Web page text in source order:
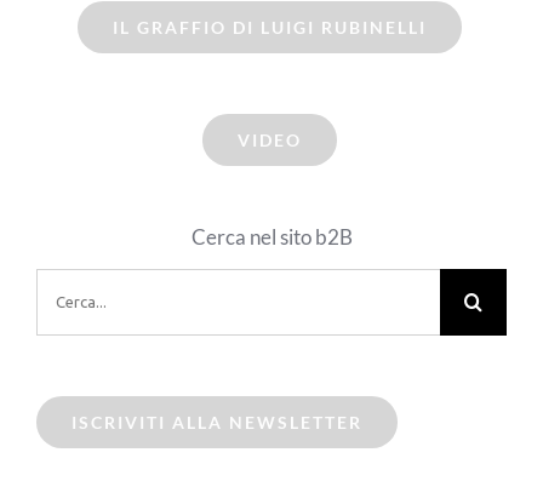
IL GRAFFIO DI LUIGI RUBINELLI
VIDEO
Cerca nel sito b2B
per:
ISCRIVITI ALLA NEWSLETTER